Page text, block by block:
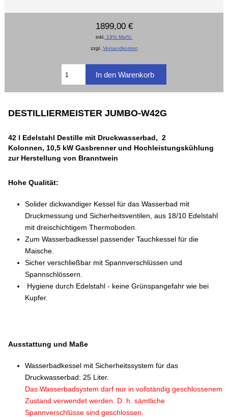
1899,00 €
inkl. 19% MwSt.
zzgl. Versandkosten
DESTILLIERMEISTER JUMBO-W42G
42 l Edelstahl Destille mit Druckwasserbad, 2
Kolonnen, 10,5 kW Gasbrenner und Hochleistungskühlung
zur Herstellung von Branntwein
Hohe Qualität:
Solider dickwandiger Kessel für das Wasserbad mit
Druckmessung und Sicherheitsventilen, aus 18/10 Edelstahl
mit dreischichtigem Thermoboden.
Zum Wasserbadkessel passender Tauchkessel für die
Maische.
Sicher verschließbar mit Spannverschlüssen und
Spannschlössern.
Hygiene durch Edelstahl - keine Grünspangefahr wie bei
Kupfer.
Ausstattung und Maße
Wasserbadkessel mit Sicherheitssystem für das
Druckwasserbad: 25 Liter.
Das Wasserbadsystem darf nur in vollständig geschlossenem
Zustand verwendet werden. D. h. sämtliche
Spannverschlüsse sind geschlossen.